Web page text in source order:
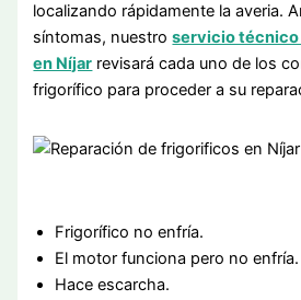
localizando rápidamente la averia.
síntomas, nuestroservicio
en Níjar revisará cada uno de los
frigorífico para proceder a su
Frigorífico no enfría.
El motor funciona pero no enfría.
Hace escarcha.